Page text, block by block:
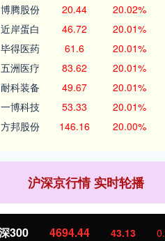
博腾股份 20.44 20.02%
近岸蛋白 46.72 20.01%
毕得医药 61.6 20.01%
五洲医疗 83.62 20.01%
耐科装备 49.67 20.01%
一博科技 53.33 20.01%
方邦股份 146.16 20.00%
沪深京行情 实时轮播
北证50 1134.24